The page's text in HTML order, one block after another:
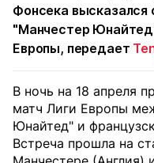
Фонсека высказался
"Манчестер
Европы, передает
В ночь на 18 апреля
матч Лиги Европы
Юнайтед" и
Встреча прошла на